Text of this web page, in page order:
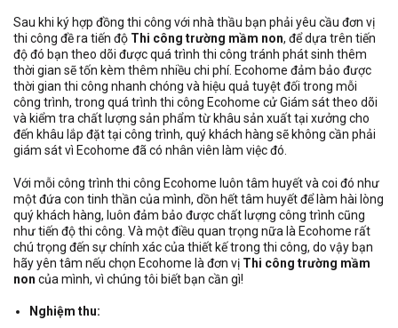
Sau khi ký hợp đồng thi công với nhà thầu bạn phải yêu cầu đơn vị
thi công đề ra tiến độ Thi công trường mầm non, để dựa trên tiến
độ đó bạn theo dõi được quá trình thi công tránh phát sinh thêm
thời gian sẽ tốn kèm thêm nhiều chi phí. Ecohome đảm bảo được
thời gian thi công nhanh chóng và hiệu quả tuyệt đối trong mỗi
công trình, trong quá trình thi công Ecohome cử Giám sát theo dõi
và kiểm tra chất lượng sản phẩm từ khâu sản xuất tại xưởng cho
đến khâu lắp đặt tại công trình, quý khách hàng sẽ không cần phải
giám sát vì Ecohome đã có nhân viên làm việc đó.
Với mỗi công trình thi công Ecohome luôn tâm huyết và coi đó như
một đứa con tinh thần của mình, dồn hết tâm huyết để làm hài lòng
quý khách hàng, luôn đảm bảo được chất lượng công trình cũng
như tiến độ thi công. Và một điều quan trọng nữa là Ecohome rất
chú trọng đến sự chính xác của thiết kế trong thi công, do vậy bạn
hãy yên tâm nếu chọn Ecohome là đơn vị Thi công trường mầm
non của mình, vì chúng tôi biết bạn cần gì!
Nghiệm thu: